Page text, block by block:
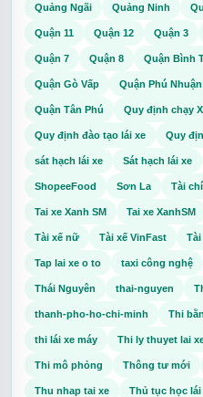
Quảng Ngãi Quảng Ninh
Quận 11 Quận 12 Quận 3
Quận 7 Quận 8 Quận Bình
Quận Gò Vấp Quận Phú Nhuận
Quận Tân Phú Quy định chạy
Quy định đào tạo lái xe Quy
sát hạch lái xe Sát hạch lái xe
ShopeeFood Sơn La Tài
Tai xe Xanh SM Tai xe XanhSM
Tài xế nữ Tài xế VinFast Tài
Tap lai xe o to taxi công nghệ
Thái Nguyên thai-nguyen
thanh-pho-ho-chi-minh Thi
thi lái xe máy Thi ly thuyet lai
Thi mô phỏng Thông tư mới
Thu nhap tai xe Thủ tục học lái